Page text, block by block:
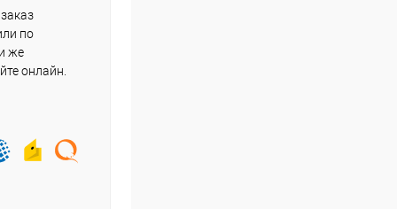
по
же
онлайн.